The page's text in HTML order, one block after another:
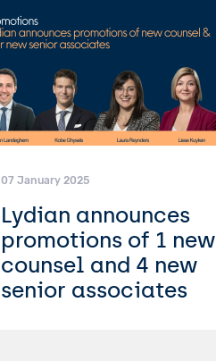
07 January 2025
Lydian announces
promotions of 1 new
counsel and 4 new
senior associates